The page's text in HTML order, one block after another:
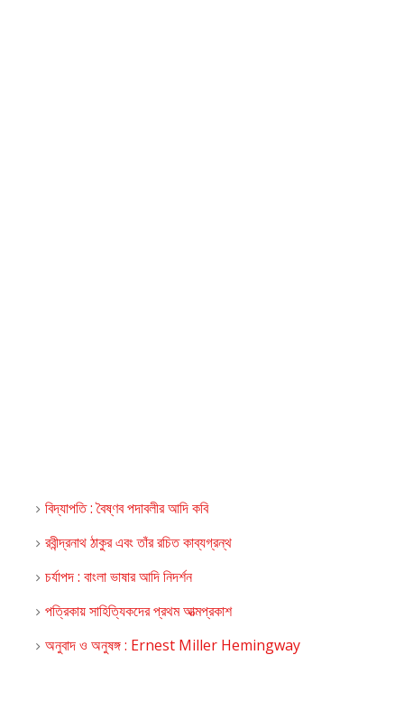
বিদ্যাপতি : বৈষ্ণব পদাবলীর আদি কবি
রবীন্দ্রনাথ ঠাকুর এবং তাঁর রচিত কাব্যগ্রন্থ
চর্যাপদ : বাংলা ভাষার আদি নিদর্শন
পত্রিকায় সাহিত্যিকদের প্রথম আত্মপ্রকাশ
অনুবাদ ও অনুষঙ্গ : Ernest Miller Hemingway